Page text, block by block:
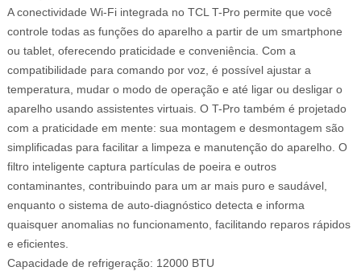
A conectividade Wi-Fi integrada no TCL T-Pro permite que você
controle todas as funções do aparelho a partir de um smartphone
ou tablet, oferecendo praticidade e conveniência. Com a
compatibilidade para comando por voz, é possível ajustar a
temperatura, mudar o modo de operação e até ligar ou desligar o
aparelho usando assistentes virtuais. O T-Pro também é projetado
com a praticidade em mente: sua montagem e desmontagem são
simplificadas para facilitar a limpeza e manutenção do aparelho. O
filtro inteligente captura partículas de poeira e outros
contaminantes, contribuindo para um ar mais puro e saudável,
enquanto o sistema de auto-diagnóstico detecta e informa
quaisquer anomalias no funcionamento, facilitando reparos rápidos
e eficientes.
Capacidade de refrigeração: 12000 BTU